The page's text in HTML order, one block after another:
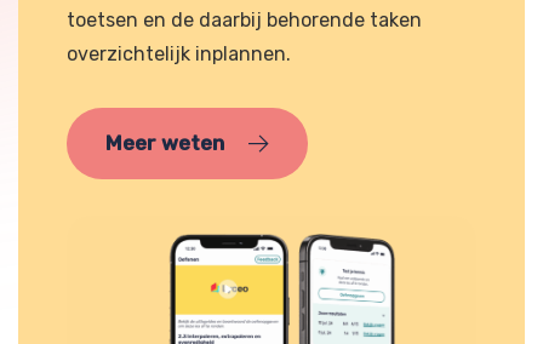
toetsen en de daarbij behorende taken
overzichtelijk inplannen.
Meer weten